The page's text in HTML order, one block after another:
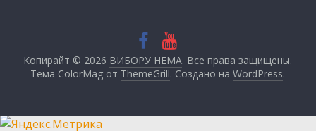
Копирайт © 2026 ВИБОРУ НЕМА. Все права защищены.
Тема ColorMag от ThemeGrill. Создано наWordPress.